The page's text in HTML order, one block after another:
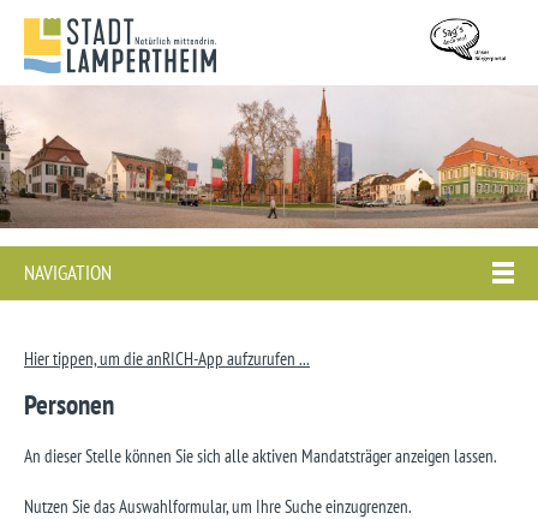
NAVIGATION
Hier tippen, um die anRICH-App aufzurufen ...
Personen
An dieser Stelle können Sie sich alle aktiven Mandatsträger anzeigen lassen.
Nutzen Sie das Auswahlformular, um Ihre Suche einzugrenzen.